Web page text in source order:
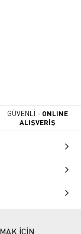
GÜVENLİ - ONLINE
ALIŞVERİŞ
İÇİN